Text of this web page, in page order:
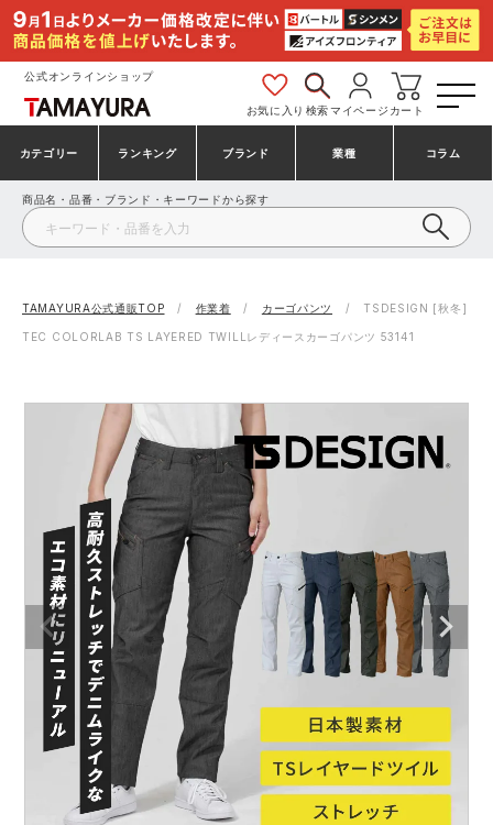
公式オンラインショップ
お気に入り 検索マイページ カート
カテゴリー
安全靴・作業靴
事務服・オフィスウェア
防寒着
作業用手袋
アウトドア・スポーツ
ワークスーツ
コンプレッションウェア
ランキング
安全靴ランキング
安全靴スニーカーランキング
アシックス安全靴ランキング
ミズノ安全靴ランキング
作業着ランキング
アウトドアウェアランキング
つなぎランキング
空調服ランキング
ブランド
アシックス
プーマ コンバース（CONVERSE）
アイズフロンティア TSDESIGN
アイトス株式会社
コーコス ジーベック
クロダルマ 桑和
山田辰
おたふく手袋 マック
業種
建設・建築作業服
製造・工場作業服
大工・鳶作業服
農作業服
電気・設備作業服
配達・営業作業服
自動車整備士作業服
DIY・日曜大工作業服
コラム
商品名・品番・ブランド・キーワードから探す
TAMAYURA公式通販TOP 作業着 カーゴパンツ TSDESIGN [秋冬]
TEC COLORLAB TS LAYERED TWILLレディースカーゴパンツ 53141